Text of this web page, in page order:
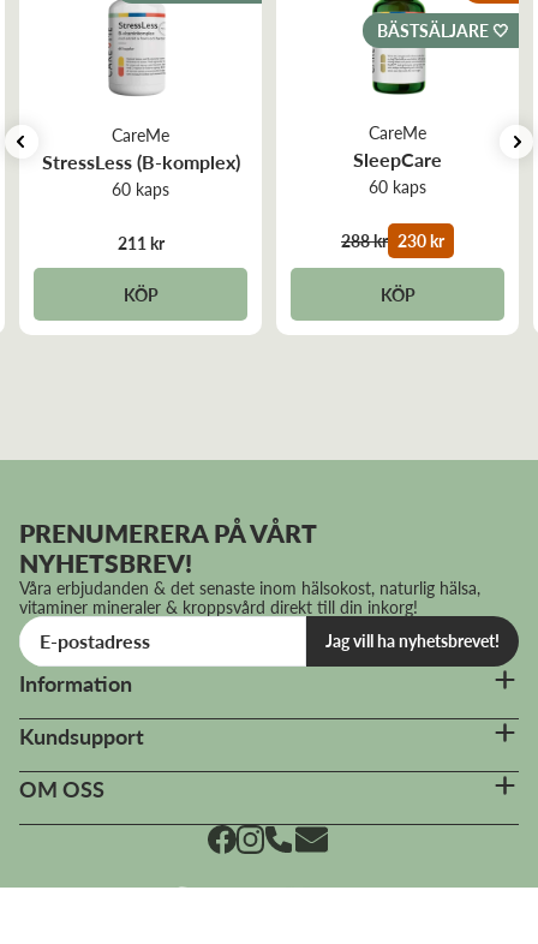
CareMe
StressLess (B-komplex)
60 kaps
211 kr
KÖP
CareMe
SleepCare
60 kaps
288 kr 230 kr
KÖP
BÄSTSÄLJARE 🤍
PRENUMERERA PÅ VÅRT
NYHETSBREV!
Våra erbjudanden & det senaste inom hälsokost, naturlig hälsa,
vitaminer mineraler & kroppsvård direkt till din inkorg!
Jag vill ha nyhetsbrevet!
Information
Kundsupport
OM OSS